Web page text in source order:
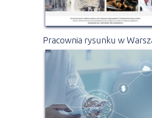
Pracownia rysunku w